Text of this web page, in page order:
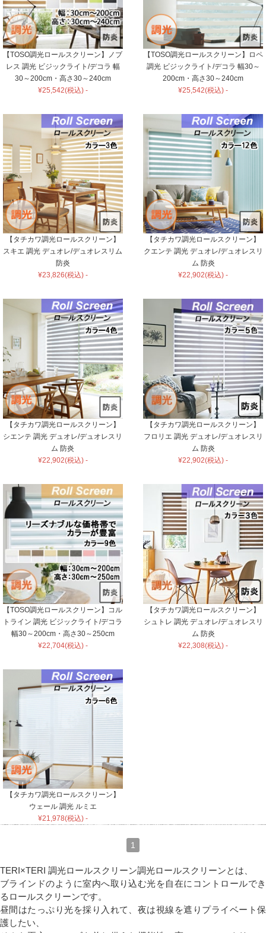
【TOSO調光ロールスクリーン】ノブ
レス 調光 ビジックライト/デコラ 幅
30～200cm・高さ30～240cm
¥25,542(税込) -
【TOSO調光ロールスクリーン】ロペ
調光 ビジックライト/デコラ 幅30～
200cm・高さ30～240cm
¥25,542(税込) -
【タチカワ調光ロールスクリーン】
スキエ 調光 デュオレ/デュオレスリム
防炎
¥23,826(税込) -
【タチカワ調光ロールスクリーン】
クエンテ 調光 デュオレ/デュオレスリ
ム 防炎
¥22,902(税込) -
【タチカワ調光ロールスクリーン】
シエンテ 調光 デュオレ/デュオレスリ
ム 防炎
¥22,902(税込) -
【タチカワ調光ロールスクリーン】
フロリエ 調光 デュオレ/デュオレスリ
ム 防炎
¥22,902(税込) -
【TOSO調光ロールスクリーン】コル
トライン 調光 ビジックライト/デコラ
幅30～200cm・高さ30～250cm
¥22,704(税込) -
【タチカワ調光ロールスクリーン】
シュトレ 調光 デュオレ/デュオレスリ
ム 防炎
¥22,308(税込) -
【タチカワ調光ロールスクリーン】
ウェール 調光 ルミエ
¥21,978(税込) -
1
TERI×TERI 調光ロールスクリーン調光ロールスクリーンとは、
ブラインドのように室内へ取り込む光を自在にコントロールでき
るロールスクリーンです。
昼間はたっぷり光を採り入れて、夜は視線を遮りプライベート保
護したい、